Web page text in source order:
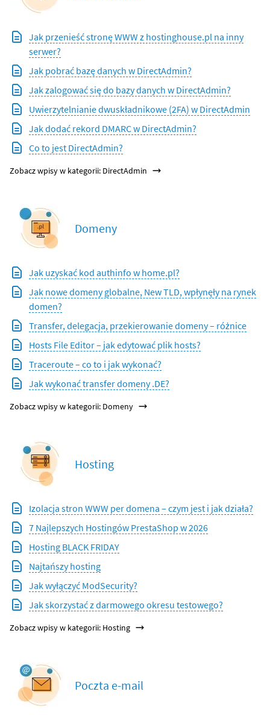
Jak przenieść stronę WWW z hostinghouse.pl na inny
serwer?
Jak pobrać bazę danych w DirectAdmin?
Jak zalogować się do bazy danych w DirectAdmin?
Uwierzytelnianie dwuskładnikowe (2FA) w DirectAdmin
Jak dodać rekord DMARC w DirectAdmin?
Co to jest DirectAdmin?
Zobacz wpisy w kategorii: DirectAdmin
Domeny
Jak uzyskać kod authinfo w home.pl?
Jak nowe domeny globalne, New TLD, wpłynęły na rynek
domen?
Transfer, delegacja, przekierowanie domeny – różnice
Hosts File Editor – jak edytować plik hosts?
Traceroute – co to i jak wykonać?
Jak wykonać transfer domeny .DE?
Zobacz wpisy w kategorii: Domeny
Hosting
Izolacja stron WWW per domena – czym jest i jak działa?
7 Najlepszych Hostingów PrestaShop w 2026
Hosting BLACK FRIDAY
Najtańszy hosting
Jak wyłączyć ModSecurity?
Jak skorzystać z darmowego okresu testowego?
Zobacz wpisy w kategorii: Hosting
Poczta e-mail